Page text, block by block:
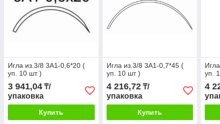
Игла из.3/8 3А1-0,6*20 (
уп. 10 шт )
3 941,04 ₸/
упаковка
Купить
Игла из.3/8 3А1-0,7*45 (
уп. 10 шт )
4 216,72₸/
упаковка
Купить
уп.
4